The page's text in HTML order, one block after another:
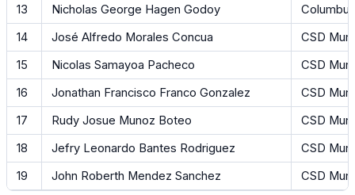
13
Nicholas George Hagen Godoy
14
José Alfredo Morales Concua
CSD
15
Nicolas Samayoa Pacheco
CSD
16
Jonathan Francisco Franco Gonzalez
CSD
17
Rudy Josue Munoz Boteo
CSD
18
Jefry Leonardo Bantes Rodriguez
CSD
19
John Roberth Mendez Sanchez CSD